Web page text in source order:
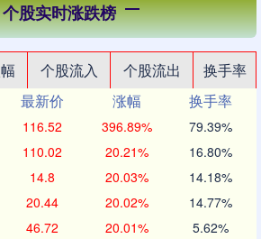
个股实时涨跌榜
个股流入 个股流出
换手率
最新价 涨幅
换手率
116.52 396.89% 79.39%
110.02 20.21% 16.80%
14.8 20.03% 14.18%
20.44 20.02% 14.77%
46.72 20.01% 5.62%